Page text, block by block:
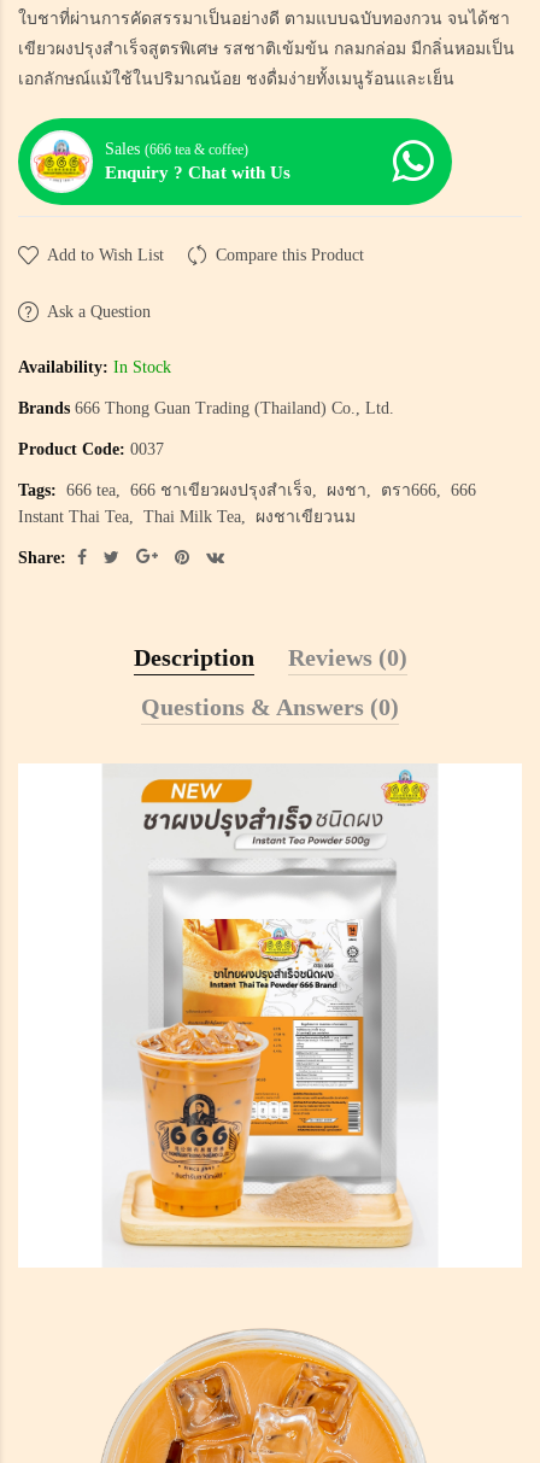
ใบชาที่ผ่านการคัดสรรมาเป็นอย่างดี ตามแบบฉบับทองกวน จนได้ชา
เขียวผงปรุงสำเร็จสูตรพิเศษ รสชาติเข้มข้น กลมกล่อม มีกลิ่นหอมเป็น
เอกลักษณ์แม้ใช้ในปริมาณน้อย ชงดื่มง่ายทั้งเมนูร้อนและเย็น
Sales (666 tea & coffee)
Enquiry ? Chat with Us
Add to Wish List Compare this Product
Ask a Question
Availability: In Stock
Brands 666 Thong Guan Trading (Thailand) Co., Ltd.
Product Code: 0037
Tags: 666 tea 666 ชาเขียวผงปรุงสำเร็จ ผงชา ตรา666
666
Instant Thai Tea
Thai Milk Tea ผงชาเขียวนม
Share:
Description
Reviews (0)
Questions & Answers (0)